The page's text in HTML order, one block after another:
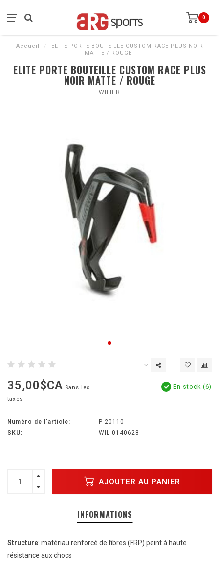
0
Accueil /
ELITE PORTE BOUTEILLE CUSTOM RACE PLUS NOIR
MATTE / ROUGE
ELITE PORTE BOUTEILLE CUSTOM RACE PLUS
NOIR MATTE / ROUGE
WILIER
35,00$CA Sans les
taxes
En stock (6)
Numéro de l'article:
P-20110
SKU:
WIL-0140628
AJOUTER AU PANIER
INFORMATIONS
Structure: matériau renforcé de fibres (FRP) peint à haute
résistance aux chocs